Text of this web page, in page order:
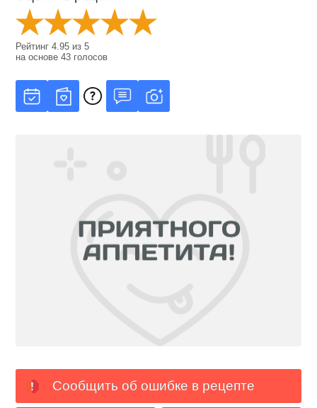
Рейтинг4.95 из5
на основе43 голосов
Сообщить об ошибке в рецепте